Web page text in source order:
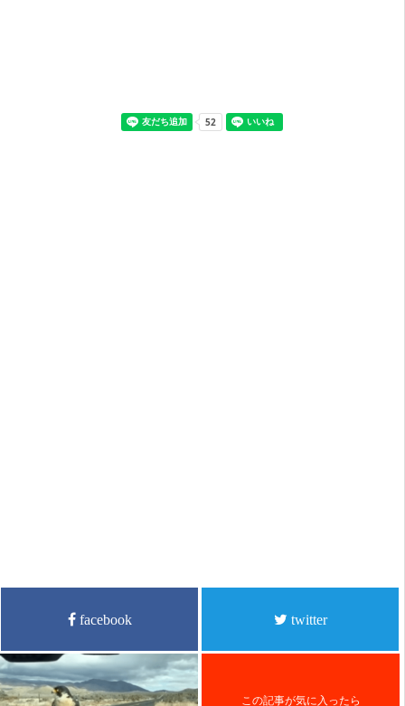
facebook twitter
この記事が気に入ったら